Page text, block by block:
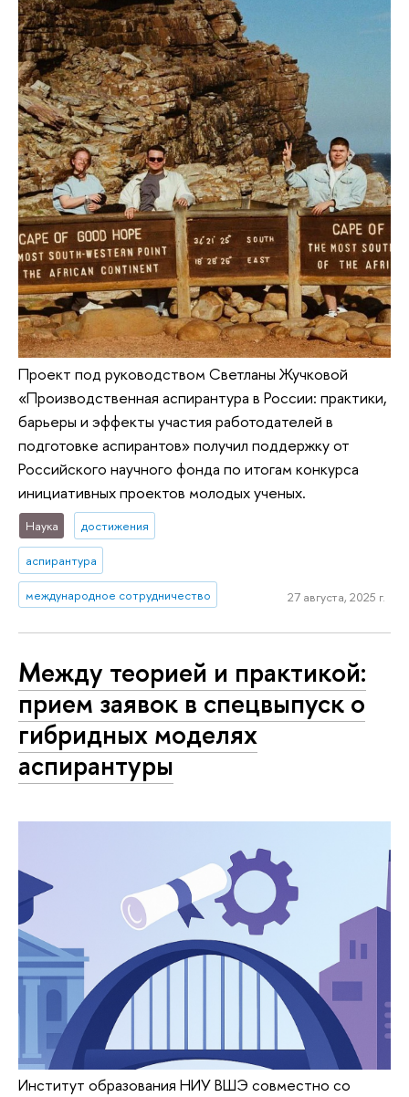
Проект под руководством Светланы Жучковой
«Производственная аспирантура в России: практики,
барьеры и эффекты участия работодателей в
подготовке аспирантов» получил поддержку от
Российского научного фонда по итогам конкурса
инициативных проектов молодых ученых.
Наука достижения
аспирантура
международное сотрудничество 27 августа, 2025 г.
Между теорией и практикой:
прием заявок в спецвыпуск о
гибридных моделях
аспирантуры
Институт образования НИУ ВШЭ совместно со